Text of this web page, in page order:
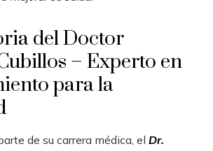
del Doctor
– Experto en
para la
de su carrera médica, el Dr.